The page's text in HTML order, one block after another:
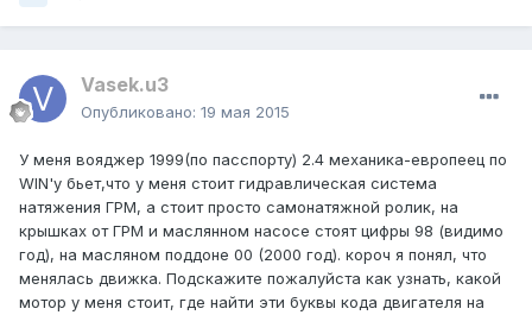
Vasek.u3
Опубликовано: 19 мая 2015
У меня вояджер 1999(по пасспорту) 2.4 механика-европеец по
WIN'у бьет,что у меня стоит гидравлическая система
натяжения ГРМ, а стоит просто самонатяжной ролик, на
крышках от ГРМ и маслянном насосе стоят цифры 98 (видимо
год), на масляном поддоне 00 (2000 год). короч я понял, что
менялась движка. Подскажите пожалуйста как узнать, какой
мотор у меня стоит, где найти эти буквы кода двигателя на